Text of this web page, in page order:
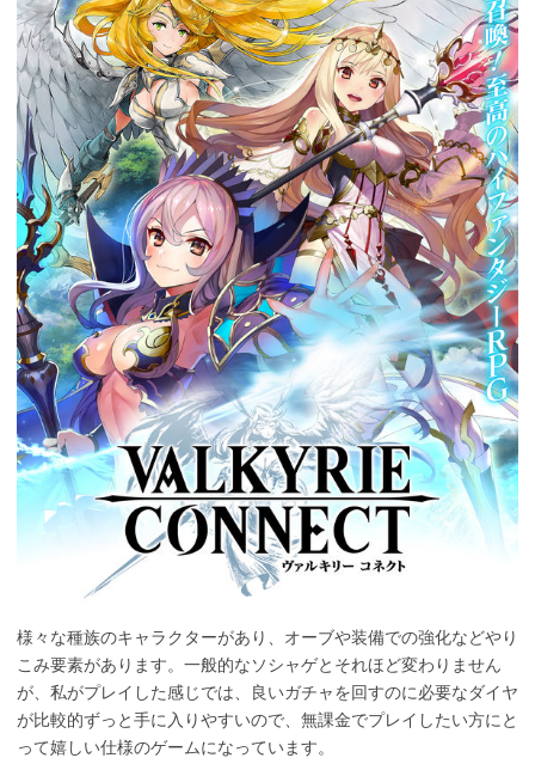
様々な種族のキャラクターがあり、オーブや装備での強化などやり
こみ要素があります。一般的なソシャゲとそれほど変わりません
が、私がプレイした感じでは、良いガチャを回すのに必要なダイヤ
が比較的ずっと手に入りやすいので、無課金でプレイしたい方にと
って嬉しい仕様のゲームになっています。